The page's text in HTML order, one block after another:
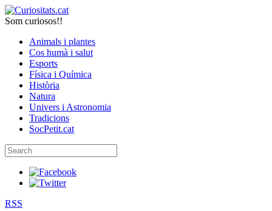
Som curiosos!!
Animals i plantes
Cos humà i salut
Esports
Física i Química
Història
Natura
Univers i Astronomia
Tradicions
SocPetit.cat
RSS